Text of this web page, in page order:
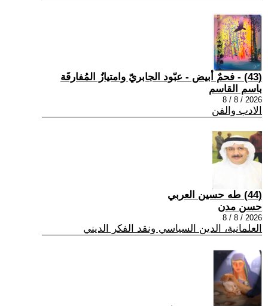
(43) - فحمٌ أبيض - عبّود الجابريّ وامتيازُ المُفارقَة
باسم القاسم
2026 / 8 / 8
الادب والفن
(44) طه حسين العربي
حسن مدن
2026 / 8 / 8
العلمانية، الدين السياسي ونقد الفكر الديني